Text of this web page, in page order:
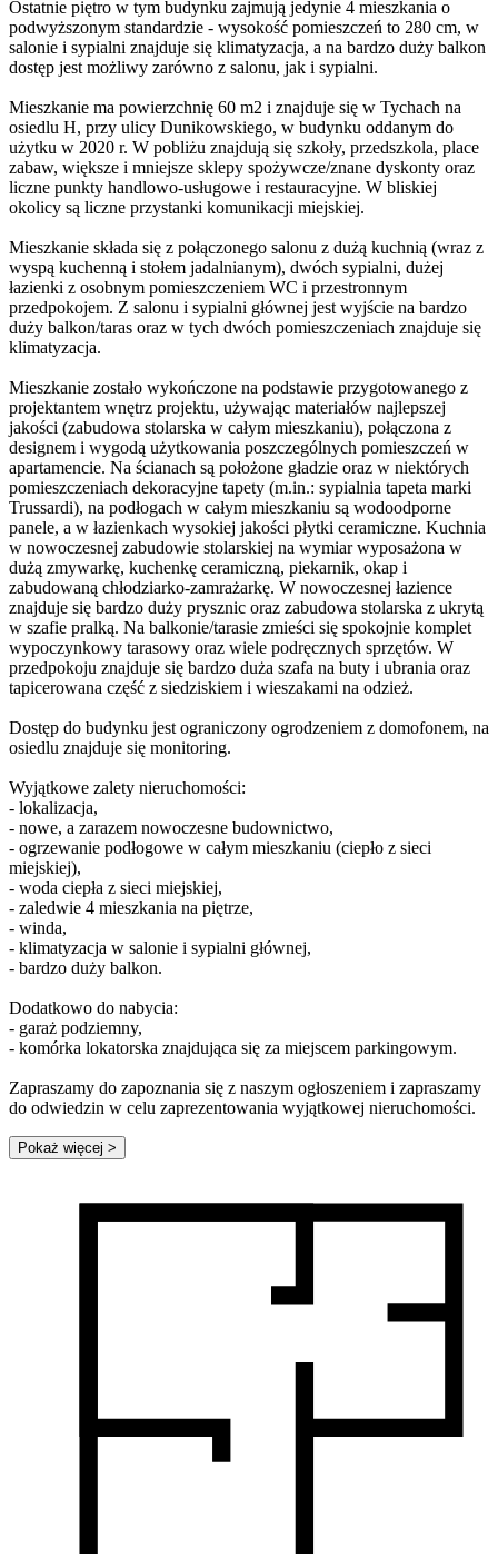
Ostatnie piętro w tym budynku zajmują jedynie 4 mieszkania o
podwyższonym standardzie - wysokość pomieszczeń to 280 cm, w
salonie i sypialni znajduje się klimatyzacja, a na bardzo duży balkon
dostęp jest możliwy zarówno z salonu, jak i sypialni.
Mieszkanie ma powierzchnię 60 m2 i znajduje się w Tychach na
osiedlu H, przy ulicy Dunikowskiego, w budynku oddanym do
użytku w 2020 r. W pobliżu znajdują się szkoły, przedszkola, place
zabaw, większe i mniejsze sklepy spożywcze/znane dyskonty oraz
liczne punkty handlowo-usługowe i restauracyjne. W bliskiej
okolicy są liczne przystanki komunikacji miejskiej.
Mieszkanie składa się z połączonego salonu z dużą kuchnią (wraz z
wyspą kuchenną i stołem jadalnianym), dwóch sypialni, dużej
łazienki z osobnym pomieszczeniem WC i przestronnym
przedpokojem. Z salonu i sypialni głównej jest wyjście na bardzo
duży balkon/taras oraz w tych dwóch pomieszczeniach znajduje się
klimatyzacja.
Mieszkanie zostało wykończone na podstawie przygotowanego z
projektantem wnętrz projektu, używając materiałów najlepszej
jakości (zabudowa stolarska w całym mieszkaniu), połączona z
designem i wygodą użytkowania poszczególnych pomieszczeń w
apartamencie. Na ścianach są położone gładzie oraz w niektórych
pomieszczeniach dekoracyjne tapety (m.in.: sypialnia tapeta marki
Trussardi), na podłogach w całym mieszkaniu są wodoodporne
panele, a w łazienkach wysokiej jakości płytki ceramiczne. Kuchnia
w nowoczesnej zabudowie stolarskiej na wymiar wyposażona w
dużą zmywarkę, kuchenkę ceramiczną, piekarnik, okap i
zabudowaną chłodziarko-zamrażarkę. W nowoczesnej łazience
znajduje się bardzo duży prysznic oraz zabudowa stolarska z ukrytą
w szafie pralką. Na balkonie/tarasie zmieści się spokojnie komplet
wypoczynkowy tarasowy oraz wiele podręcznych sprzętów. W
przedpokoju znajduje się bardzo duża szafa na buty i ubrania oraz
tapicerowana część z siedziskiem i wieszakami na odzież.
Dostęp do budynku jest ograniczony ogrodzeniem z domofonem, na
osiedlu znajduje się monitoring.
Wyjątkowe zalety nieruchomości:
- lokalizacja,
- nowe, a zarazem nowoczesne budownictwo,
- ogrzewanie podłogowe w całym mieszkaniu (ciepło z sieci
miejskiej),
- woda ciepła z sieci miejskiej,
- zaledwie 4 mieszkania na piętrze,
- winda,
- klimatyzacja w salonie i sypialni głównej,
- bardzo duży balkon.
Dodatkowo do nabycia:
- garaż podziemny,
- komórka lokatorska znajdująca się za miejscem parkingowym.
Zapraszamy do zapoznania się z naszym ogłoszeniem i zapraszamy
do odwiedzin w celu zaprezentowania wyjątkowej nieruchomości.
Pokaż więcej >